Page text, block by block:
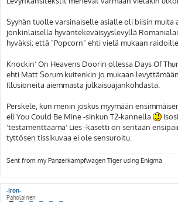
Syyhän tuolle varsinaiselle asialle oli biisin muita
jonkinlaisella hyväntekeväisyyslevyllä
hyväksi; että "Popcorn" ehti vielä mukaan raidoille.
Knockin' On Heavens Doorin ollessa Days Of
ehti Matt Sorum kuitenkin jo mukaan
Illusioneita aiemmasta julkaisuajankohdasta.
Perskele, kun menin joskus myymään
eli You Could Be Mine -sinkun T2-kannella
'testamenttaama' Lies -kasetti on sentään
tyttösen tissikuvaa ei ole sensuroitu.
Sent from my Panzerkampfwagen Tiger using Enigma
-Iron-
Paholainen